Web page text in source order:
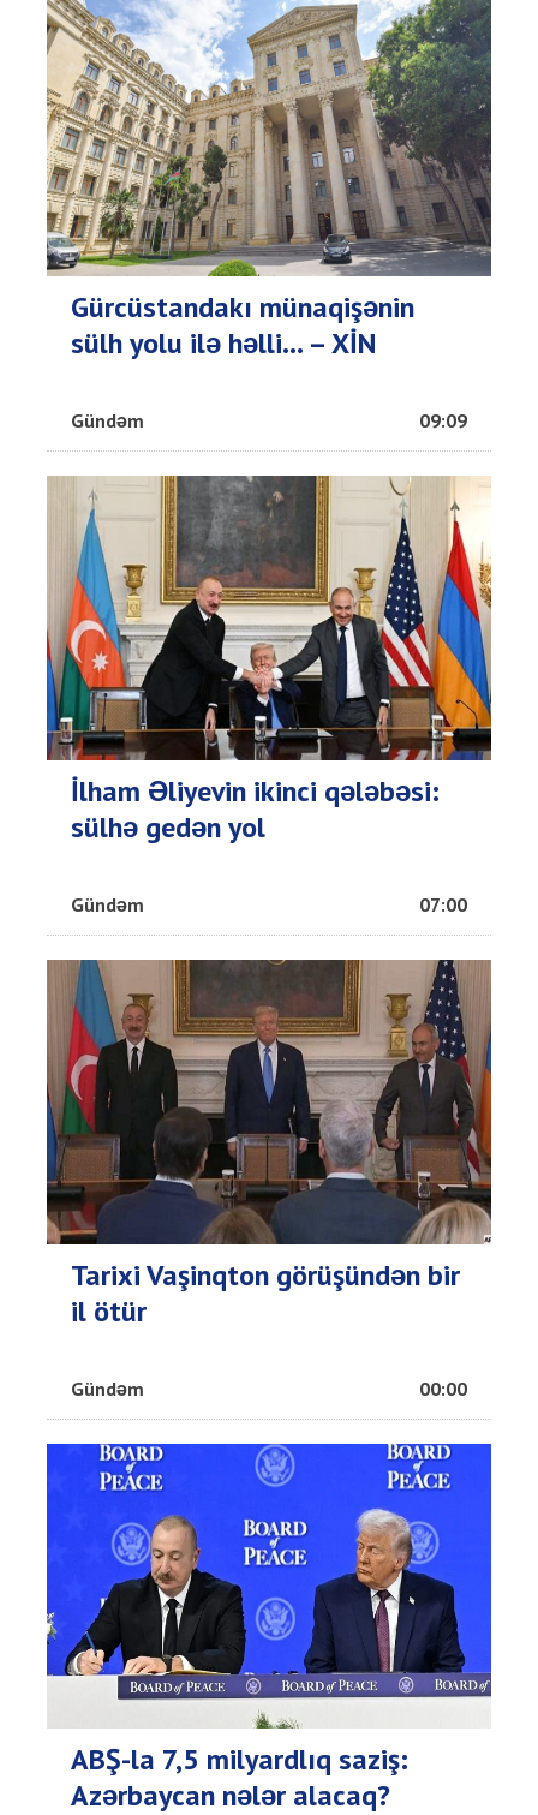
Gürcüstandakı münaqişənin
sülh yolu ilə həlli... – XİN
Gündəm 09:09
İlham Əliyevin ikinci qələbəsi:
sülhə gedən yol
Gündəm 07:00
Tarixi Vaşinqton görüşündən bir
il ötür
Gündəm 00:00
ABŞ-la 7,5 milyardlıq saziş:
Azərbaycan nələr alacaq?